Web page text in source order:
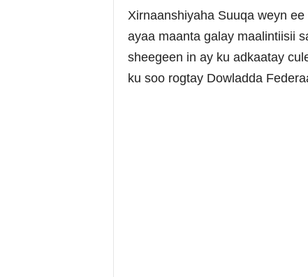
Xirnaanshiyaha Suuqa weyn
ayaa maanta galay maalintiisii
sheegeen in ay ku adkaatay
ku soo rogtay Dowladda